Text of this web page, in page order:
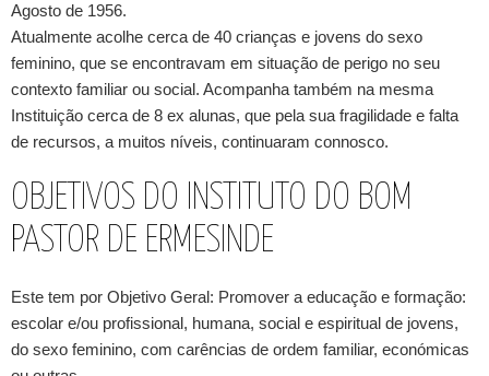
Agosto de 1956.
Atualmente acolhe cerca de 40 crianças e jovens do sexo
feminino, que se encontravam em situação de perigo no seu
contexto familiar ou social. Acompanha também na mesma
Instituição cerca de 8 ex alunas, que pela sua fragilidade e falta
de recursos, a muitos níveis, continuaram connosco.
OBJETIVOS DO INSTITUTO DO BOM
PASTOR DE ERMESINDE
Este tem por Objetivo Geral: Promover a educação e formação:
escolar e/ou profissional, humana, social e espiritual de jovens,
do sexo feminino, com carências de ordem familiar, económicas